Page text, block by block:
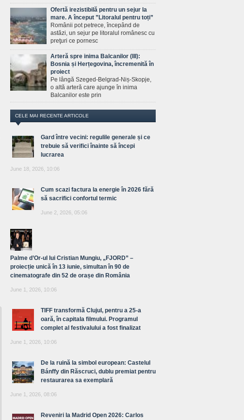
Ofertă irezistibilă pentru un sejur la
mare. A început ”Litoralul pentru toți”
Românii pot petrece, începând de
astăzi, un sejur pe litoralul românesc cu
preţuri ce pornesc
Arteră spre inima Balcanilor (III):
Bosnia și Herțegovina, încremenită în
proiect
Pe lângă Szeged-Belgrad-Niș-Skopje,
o altă arteră care ajunge în inima
Balcanilor este prin
CELE MAI RECENTE ARTICOLE
Gard între vecini: regulile generale și ce
trebuie să verifici înainte să începi
lucrarea
June 18, 2026, 10:06
Cum scazi factura la energie în 2026 fără
să sacrifici confortul termic
June 2, 2026, 05:06
Palme d’Or-ul lui Cristian Mungiu, „FJORD” –
proiecție unică în 13 iunie, simultan în 90 de
cinematografe din 52 de orașe din România
June 1, 2026, 10:06
TIFF transformă Clujul, pentru a 25-a
oară, în capitala filmului. Programul
complet al festivalului a fost finalizat
June 1, 2026, 10:06
De la ruină la simbol european: Castelul
Bánffy din Răscruci, dublu premiat pentru
restaurarea sa exemplară
June 1, 2026, 08:06
Reveniri la Madrid Open 2026: Carlos